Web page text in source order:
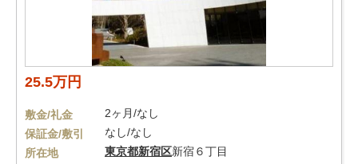
25.5万円
敷金/礼金
2ヶ月/なし
保証金/敷引
なし/なし
所在地
東京都新宿区新宿６丁目